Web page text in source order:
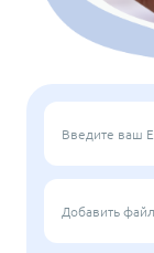
Введите ваш
Добавить